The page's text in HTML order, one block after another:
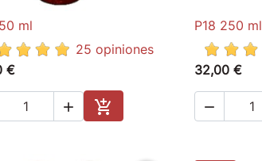

ml
25 opiniones
€
 
Add to cart

P18 250 ml
32,00 €
